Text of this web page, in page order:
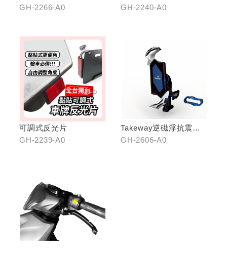
震手機架
GH-2266-A0
GH-2240-A0
可調式反光片
GH-2239-A0
Takeway逆磁浮抗震手
機架
GH-2606-A0